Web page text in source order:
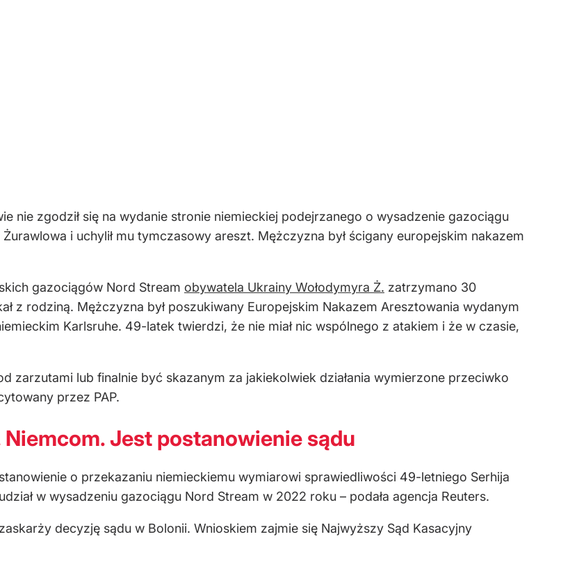
nie zgodził się na wydanie stronie niemieckiej podejrzanego o wysadzenie gazociągu
i uchylił mu tymczasowy areszt. Mężczyzna był ścigany europejskim nakazem
gazociągów Nord Stream obywatela Ukrainy Wołodymyra Ż. zatrzymano 30
z rodziną. Mężczyzna był poszukiwany Europejskim Nakazem Aresztowania wydanym
Karlsruhe. 49-latek twierdzi, że nie miał nic wspólnego z atakiem i że w czasie,
zarzutami lub finalnie być skazanym za jakiekolwiek działania wymierzone przeciwko
przez PAP.
Niemcom. Jest postanowienie sądu
o przekazaniu niemieckiemu wymiarowi sprawiedliwości 49-letniego Serhija
w wysadzeniu gazociągu Nord Stream w 2022 roku – podała agencja Reuters.
decyzję sądu w Bolonii. Wnioskiem zajmie się Najwyższy Sąd Kasacyjny